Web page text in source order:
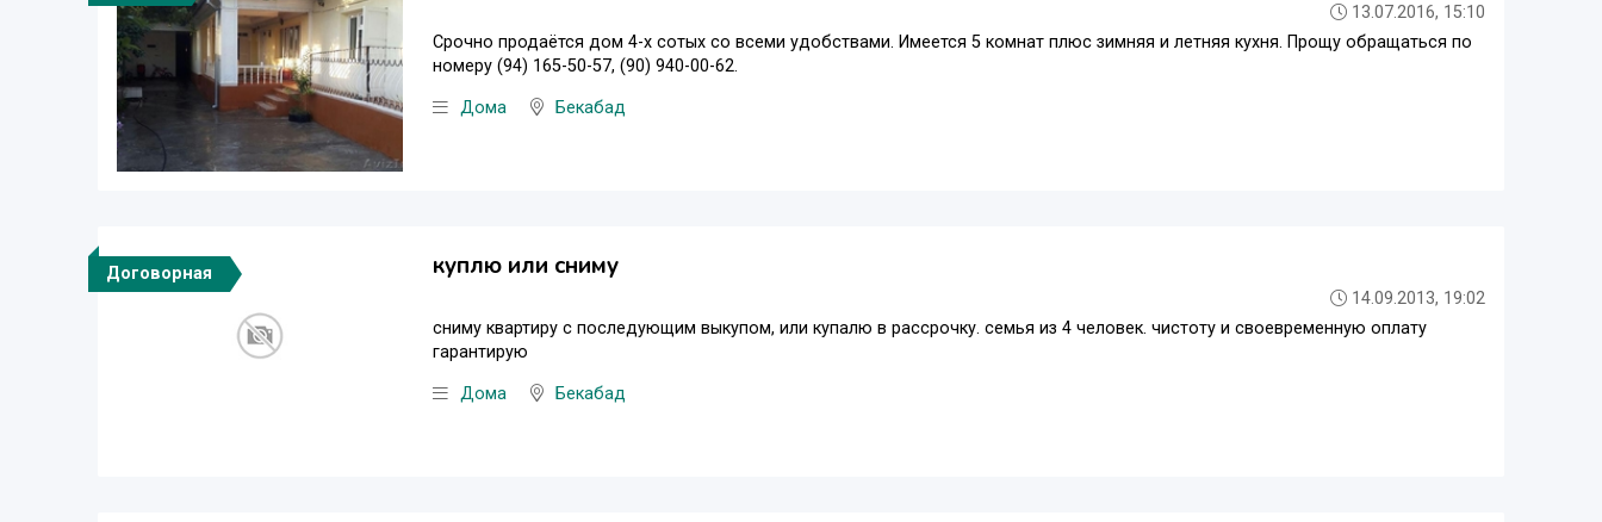
13.07.2016, 15:10
Срочно продаётся дом 4-х сотых со всеми удобствами. Имеется 5 комнат плюс зимняя и летняя кухня. Прощу обращаться по
номеру (94) 165-50-57, (90) 940-00-62.
Дома Бекабад
Договорная куплю или сниму
14.09.2013, 19:02
сниму квартиру с последующим выкупом, или купалю в рассрочку. семья из 4 человек. чистоту и своевременную оплату
гарантирую
Дома Бекабад